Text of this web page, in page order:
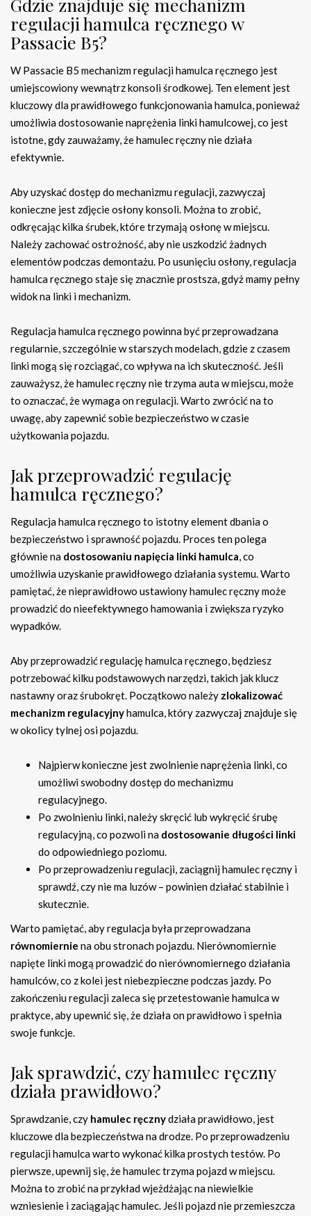
Gdzie znajduje się mechanizm
regulacji hamulca ręcznego w
Passacie B5?
W Passacie B5 mechanizm regulacji hamulca ręcznego jest
umiejscowiony wewnątrz konsoli środkowej. Ten element jest
kluczowy dla prawidłowego funkcjonowania hamulca, ponieważ
umożliwia dostosowanie naprężenia linki hamulcowej, co jest
istotne, gdy zauważamy, że hamulec ręczny nie działa
efektywnie.
Aby uzyskać dostęp do mechanizmu regulacji, zazwyczaj
konieczne jest zdjęcie osłony konsoli. Można to zrobić,
odkręcając kilka śrubek, które trzymają osłonę w miejscu.
Należy zachować ostrożność, aby nie uszkodzić żadnych
elementów podczas demontażu. Po usunięciu osłony, regulacja
hamulca ręcznego staje się znacznie prostsza, gdyż mamy pełny
widok na linki i mechanizm.
Regulacja hamulca ręcznego powinna być przeprowadzana
regularnie, szczególnie w starszych modelach, gdzie z czasem
linki mogą się rozciągać, co wpływa na ich skuteczność. Jeśli
zauważysz, że hamulec ręczny nie trzyma auta w miejscu, może
to oznaczać, że wymaga on regulacji. Warto zwrócić na to
uwagę, aby zapewnić sobie bezpieczeństwo w czasie
użytkowania pojazdu.
Jak przeprowadzić regulację
hamulca ręcznego?
Regulacja hamulca ręcznego to istotny element dbania o
bezpieczeństwo i sprawność pojazdu. Proces ten polega
głównie na dostosowaniu napięcia linki hamulca, co
umożliwia uzyskanie prawidłowego działania systemu. Warto
pamiętać, że nieprawidłowo ustawiony hamulec ręczny może
prowadzić do nieefektywnego hamowania i zwiększa ryzyko
wypadków.
Aby przeprowadzić regulację hamulca ręcznego, będziesz
potrzebować kilku podstawowych narzędzi, takich jak klucz
nastawny oraz śrubokręt. Początkowo należy zlokalizować
mechanizm regulacyjnyhamulca, który zazwyczaj znajduje się
w okolicy tylnej osi pojazdu.
Najpierw konieczne jest zwolnienie naprężenia linki, co
umożliwi swobodny dostęp do mechanizmu
regulacyjnego.
Po zwolnieniu linki, należy skręcić lub wykręcić śrubę
regulacyjną, co pozwoli na dostosowanie długości linki
do odpowiedniego poziomu.
Po przeprowadzeniu regulacji, zaciągnij hamulec ręczny i
sprawdź, czy nie ma luzów – powinien działać stabilnie i
skutecznie.
Warto pamiętać, aby regulacja była przeprowadzana
równomiernie na obu stronach pojazdu. Nierównomiernie
napięte linki mogą prowadzić do nierównomiernego działania
hamulców, co z kolei jest niebezpieczne podczas jazdy. Po
zakończeniu regulacji zaleca się przetestowanie hamulca w
praktyce, aby upewnić się, że działa on prawidłowo i spełnia
swoje funkcje.
Jak sprawdzić, czy hamulec ręczny
działa prawidłowo?
Sprawdzanie, czy hamulec ręcznydziała prawidłowo, jest
kluczowe dla bezpieczeństwa na drodze. Po przeprowadzeniu
regulacji hamulca warto wykonać kilka prostych testów. Po
pierwsze, upewnij się, że hamulec trzyma pojazd w miejscu.
Można to zrobić na przykład wjeżdżając na niewielkie
wzniesienie i zaciągając hamulec. Jeśli pojazd nie przemieszcza